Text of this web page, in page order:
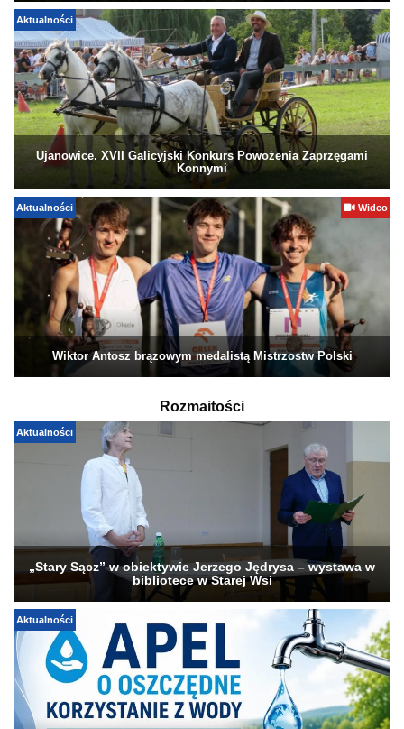
Aktualności
Ujanowice. XVII Galicyjski Konkurs Powożenia Zaprzęgami
Konnymi
Aktualności Wideo
Wiktor Antosz brązowym medalistą Mistrzostw Polski
Rozmaitości
Aktualności
„Stary Sącz” w obiektywie Jerzego Jędrysa – wystawa w
bibliotece w Starej Wsi
Aktualności